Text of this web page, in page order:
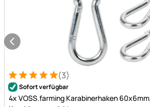
Bewertung: 5 von 5 (3 Bewertungen)
3 Bewertungen
(3)
Sofort verfügbar
4x VOSS.farming Karabinerhaken